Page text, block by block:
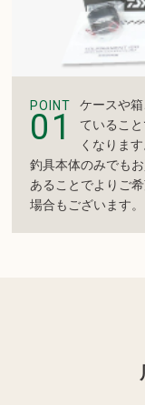
POINT
01
ケースや
ているこ
くなりま
釣具本体のみでも
あることでよりご
場合もございます。